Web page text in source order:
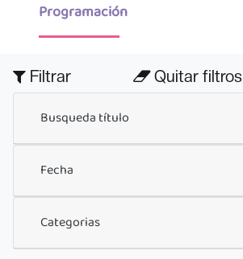
Programación
Filtrar Quitar filtros
Busqueda título
Fecha
Categorias